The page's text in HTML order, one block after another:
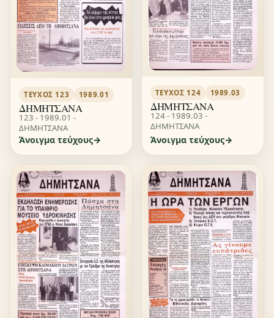
ΤΕΎΧΟΣ 123 1989.01
ΔΗΜΗΤΣΑΝΑ
123 - 1989.01 -
ΔΗΜΗΤΣΑΝΑ
Άνοιγμα τεύχους
ΤΕΎΧΟΣ 124 1989.03
ΔΗΜΗΤΣΑΝΑ
124 - 1989.03 -
ΔΗΜΗΤΣΑΝΑ
Άνοιγμα τεύχους